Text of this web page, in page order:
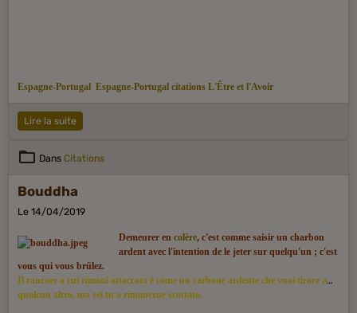
Espagne-Portugal Espagne-Portugal citations L'Être et l'Avoir
Lire la suite
Dans Citations
Bouddha
Le 14/04/2019
Demeurer en colère, c'est comme saisir un charbon
ardent avec l'intention de le jeter sur quelqu'un ; c'est
vous qui vous brûlez.
Il rancore a cui rimani attaccato è come un carbone ardente che vuoi tirare a
qualcun altro, ma sei tu a rimanerne scottato.